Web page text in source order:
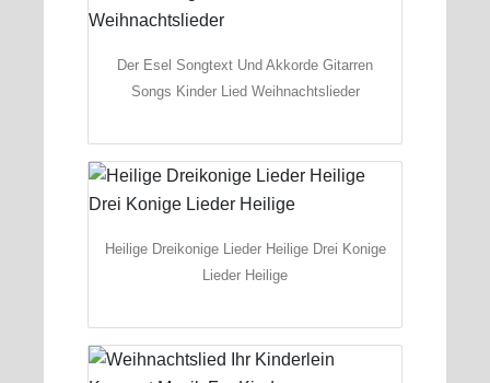
Der Esel Songtext Und Akkorde Gitarren
Songs Kinder Lied Weihnachtslieder
Heilige Dreikonige Lieder Heilige Drei Konige
Lieder Heilige